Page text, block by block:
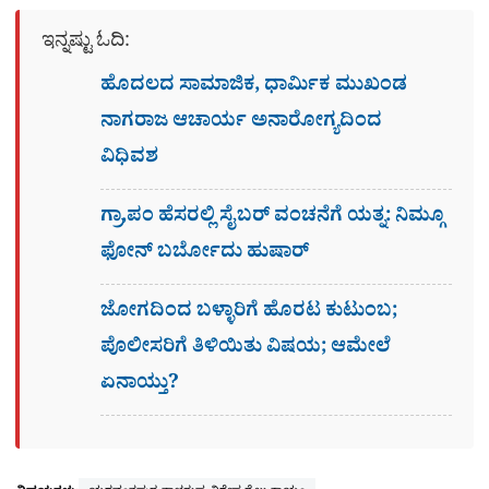
ಇನ್ನಷ್ಟು ಓದಿ:
ಹೊದಲದ ಸಾಮಾಜಿಕ, ಧಾರ್ಮಿಕ ಮುಖಂಡ
ನಾಗರಾಜ ಆಚಾರ್ಯ ಅನಾರೋಗ್ಯದಿಂದ
ವಿಧಿವಶ
ಗ್ರಾ,ಪಂ ಹೆಸರಲ್ಲಿ ಸೈಬ‌ರ್ ವಂಚನೆಗೆ ಯತ್ನ: ನಿಮ್ಗೂ
ಫೋನ್​ ಬರ್ಬೋದು ಹುಷಾರ್​​
ಜೋಗದಿಂದ ಬಳ್ಳಾರಿಗೆ ಹೊರಟ ಕುಟುಂಬ;
ಪೊಲೀಸರಿಗೆ ತಿಳಿಯಿತು ವಿಷಯ; ಆಮೇಲೆ
ಏನಾಯ್ತು?